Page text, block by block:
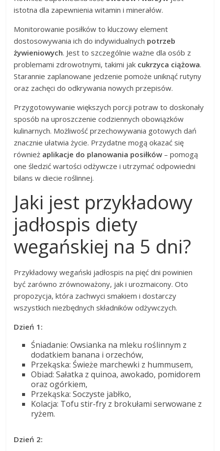
istotna dla zapewnienia witamin i minerałów.
Monitorowanie posiłków to kluczowy element
dostosowywania ich do indywidualnych potrzeb
żywieniowych. Jest to szczególnie ważne dla osób z
problemami zdrowotnymi, takimi jak cukrzyca ciążowa.
Starannie zaplanowane jedzenie pomoże uniknąć rutyny
oraz zachęci do odkrywania nowych przepisów.
Przygotowywanie większych porcji potraw to doskonały
sposób na uproszczenie codziennych obowiązków
kulinarnych. Możliwość przechowywania gotowych dań
znacznie ułatwia życie. Przydatne mogą okazać się
również aplikacje do planowania posiłków – pomogą
one śledzić wartości odżywcze i utrzymać odpowiedni
bilans w diecie roślinnej.
Jaki jest przykładowy
jadłospis diety
wegańskiej na 5 dni?
Przykładowy wegański jadłospis na pięć dni powinien
być zarówno zrównoważony, jak i urozmaicony. Oto
propozycja, która zachwyci smakiem i dostarczy
wszystkich niezbędnych składników odżywczych.
Dzień 1:
Śniadanie: Owsianka na mleku roślinnym z
dodatkiem banana i orzechów,
Przekąska: Świeże marchewki z hummusem,
Obiad: Sałatka z quinoa, awokado, pomidorem
oraz ogórkiem,
Przekąska: Soczyste jabłko,
Kolacja: Tofu stir-fry z brokułami serwowane z
ryżem.
Dzień 2: